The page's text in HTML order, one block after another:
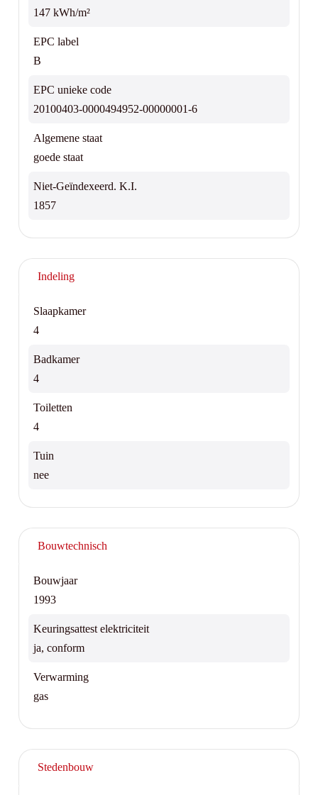
147 kWh/m²
EPC label
B
EPC unieke code
20100403-0000494952-00000001-6
Algemene staat
goede staat
Niet-Geïndexeerd. K.I.
1857
Indeling
Slaapkamer
4
Badkamer
4
Toiletten
4
Tuin
nee
Bouwtechnisch
Bouwjaar
1993
Keuringsattest elektriciteit
ja, conform
Verwarming
gas
Stedenbouw